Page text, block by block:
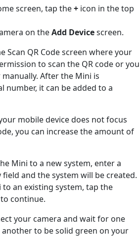
screen, tap the+ icon in the top
on theAdd Devicescreen.
Scan QR Code screen where your
to scan the QR code or you
After the Mini is
number, it can be added to a
mobile device does not focus
you can increase the amount of
Mini to a new system, enter a
and the system will be created.
an existing system, tap the
continue.
your camera and wait for one
to be solid green on your